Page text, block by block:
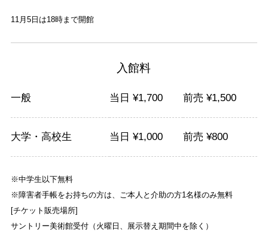
11月5日は18時まで開館
入館料
一般 当日 ¥1,700 前売 ¥1,500
大学・高校生 当日 ¥1,000 前売 ¥800
※中学生以下無料
※障害者手帳をお持ちの方は、ご本人と介助の方1名様のみ無料
[チケット販売場所]
サントリー美術館受付（火曜日、展示替え期間中を除く）